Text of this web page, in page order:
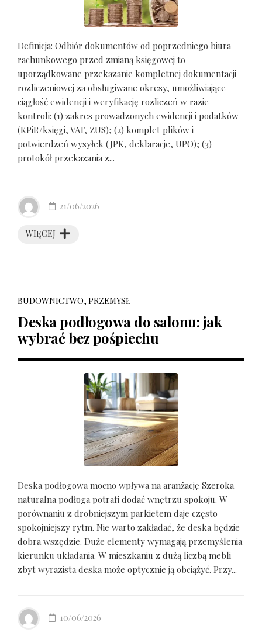
Definicja: Odbiór dokumentów od poprzedniego biura
rachunkowego przed zmianą księgowej to
uporządkowane przekazanie kompletnej dokumentacji
rozliczeniowej za obsługiwane okresy, umożliwiające
ciągłość ewidencji i weryfikację rozliczeń w razie
kontroli: (1) zakres prowadzonych ewidencji i podatków
(KPiR/księgi, VAT, ZUS); (2) komplet plików i
potwierdzeń wysyłek (JPK, deklaracje, UPO); (3)
protokół przekazania z...
WIĘCEJ
21/06/2026
BUDOWNICTWO, PRZEMYSŁ
Deska podłogowa do salonu: jak
wybrać bez pośpiechu
Deska podłogowa mocno wpływa na aranżację Szeroka
naturalna podłoga potrafi dodać wnętrzu spokoju. W
porównaniu z drobniejszym parkietem daje często
spokojniejszy rytm. Nie warto zakładać, że deska będzie
dobra wszędzie. Duże elementy wymagają przemyślenia
kierunku układania. W mieszkaniu z dużą liczbą mebli
zbyt wyrazista deska może optycznie ją obciążyć. Przy...
10/06/2026